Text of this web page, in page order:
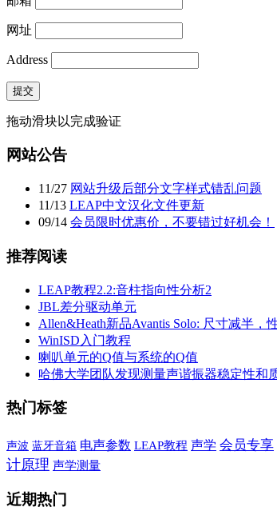
网址
Address
提交
拖动滑块以完成验证
网站公告
11/27 网站升级后部分文字样式错乱问题
11/13 LEAP中文汉化文件更新
09/14 会员限时优惠价，不要错过好机会！
推荐阅读
LEAP教程2.2:音柱指向性分析2
JBL差分驱动单元
Allen&Heath新品Avantis Solo: 尺寸减半，
WinISD入门教程
喇叭单元的Q值与系统的Q值
哈佛大学团队发现测量声谐振器稳定性和
热门标签
声波 蓝牙音箱 电声参数 LEAP教程 声学 会员专享
计原理 声学测量
近期热门